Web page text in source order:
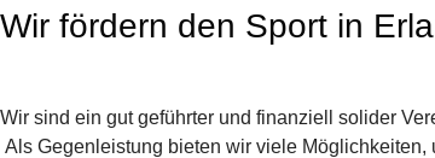
Wir fördern den Sport in
Wir sind ein gut geführter und finanziell solider
Als Gegenleistung bieten wir viele